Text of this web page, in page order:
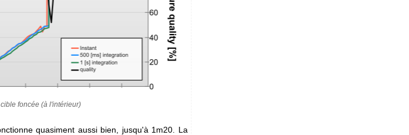
foncée (à l'intérieur)
quasiment aussi bien, jusqu'à 1m20. La